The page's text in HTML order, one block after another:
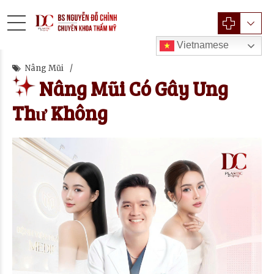
Vietnamese
Nâng Mũi
Nâng Mũi Có Gây Ung
Thư Không